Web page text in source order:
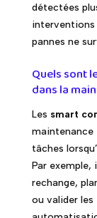
détectées
interventions
pannes ne
Quels sont
dans la
Les smart
maintenance
tâches
Par exemple,
rechange,
ou valider